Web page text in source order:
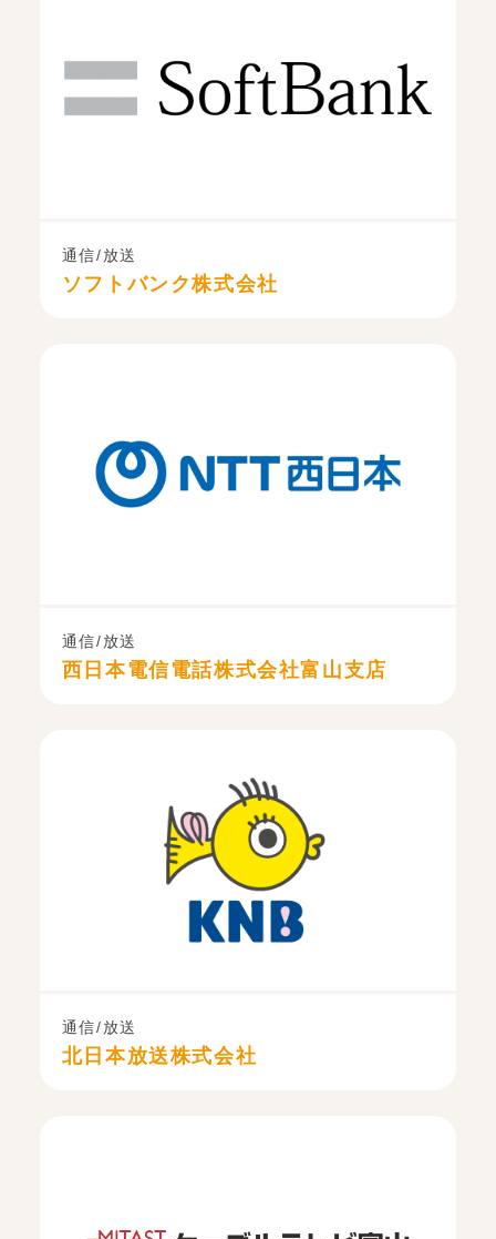
通信/放送
ソフトバンク株式会社
通信/放送
西日本電信電話株式会社富山支店
通信/放送
北日本放送株式会社